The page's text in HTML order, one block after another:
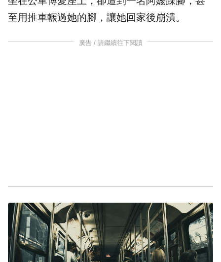
至用推車輾過她的腳，讓她回家後崩潰。
廣告 / 請繼續往下閱讀